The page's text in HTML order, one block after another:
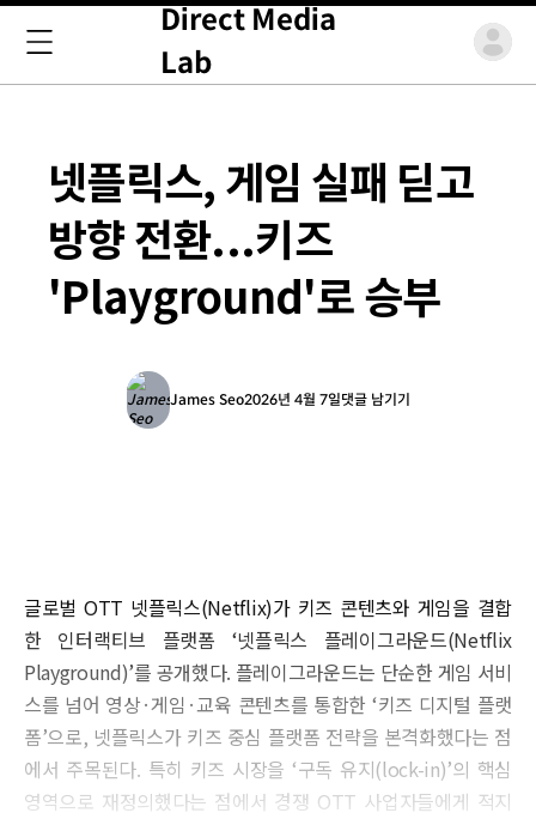
Direct Media
Lab
넷플릭스, 게임 실패 딛고
방향 전환...키즈
'Playground'로 승부
James Seo2026년 4월 7일댓글 남기기
글로벌 OTT 넷플릭스(Netflix)가 키즈 콘텐츠와 게임을 결합
한 인터랙티브 플랫폼 ‘넷플릭스 플레이그라운드(Netflix
Playground)’를 공개했다. 플레이그라운드는 단순한 게임 서비
스를 넘어 영상·게임·교육 콘텐츠를 통합한 ‘키즈 디지털 플랫
폼’으로, 넷플릭스가 키즈 중심 플랫폼 전략을 본격화했다는 점
에서 주목된다. 특히 키즈 시장을 ‘구독 유지(lock-in)’의 핵심
영역으로 재정의했다는 점에서 경쟁 OTT 사업자들에게 적지